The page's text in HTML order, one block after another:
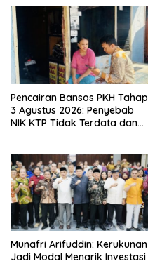
Pencairan Bansos PKH Tahap
3 Agustus 2026: Penyebab
NIK KTP Tidak Terdata dan
Munafri Arifuddin: Kerukunan
Jadi Modal Menarik Investasi